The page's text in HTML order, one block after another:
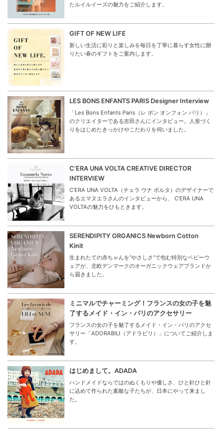
たルイルイーズの魅力をご紹介します。
GIFT OF NEW LIFE
新しい生活に彩りと楽しみを毎日を丁寧に暮らす女性に贈
りたい春のギフトをご案内します。
LES BONS ENFANTS PARIS Designer Interview
「Les Bons Enfants Paris（レ ボン オンフォン パリ）」
のクリエイターである吉田さんにインタビュー。人形づく
りをはじめたきっかけやこだわりを伺いました。
C’ERA UNA VOLTA CREATIVE DIRECTOR
INTERVIEW
C’ERA UNA VOLTA（チェラ ウナ ボルタ）のデザイナーで
あるエマヌエラさんのインタビューから、 C’ERA UNA
VOLTAの魅力をひもときます。
SERENDIPITY ORGANICS Newborn Cotton
Kinit
生まれたての赤ちゃんを“やさしさ”で包む特別なベビーウ
ェアが、北欧デンマークのオーガニックウェアブランドか
ら届きました。
ミニマルでチャーミング！フランスの女の子を魅
了するメイド・イン・パリのアクセサリー
フランスの女の子を魅了するメイド・イン・パリのアクセ
サリー「ADORABILI（アドラビリ）」についてご紹介しま
す。
はじめまして。ADADA
ハンドメイドならではのぬくもりや優しさ、ひと針ひと針
に込めて作られた素敵な子たちが、日本にやって来まし
た。